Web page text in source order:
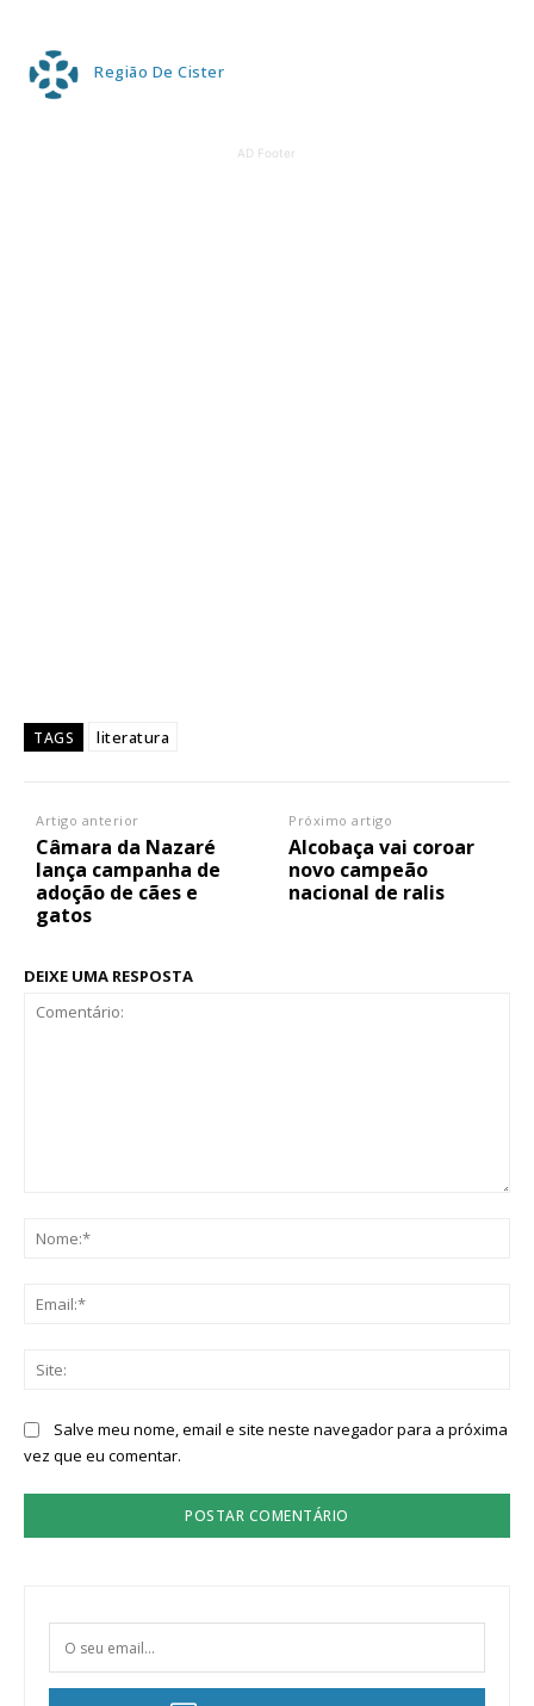
Região De Cister
AD Footer
TAGS literatura
Artigo anterior
Câmara da Nazaré
lança campanha de
adoção de cães e
gatos
Próximo artigo
Alcobaça vai coroar
novo campeão
nacional de ralis
DEIXE UMA RESPOSTA
Salve meu nome, email e site neste navegador para a próxima
vez que eu comentar.